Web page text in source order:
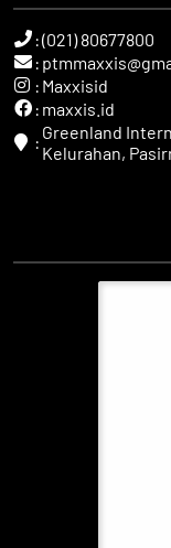
:(021) 80677800
:
: Maxxisid
: maxxis.id
: Greenland
Kelurahan,